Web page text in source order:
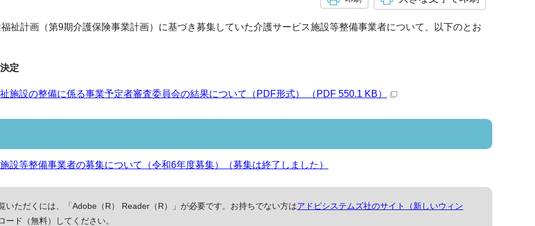
祉計画（第9期介護保険事業計画）に基づき募集していた介護サービス施設等整備事業者について、以下のとお
定
施設の整備に係る事業予定者審査委員会の結果について（PDF形式） （PDF 550.1 KB）
設等整備事業者の募集について（令和6年度募集）（募集は終了しました）
いただくには、「Adobe（R） Reader（R）」が必要です。お持ちでない方はアドビシステムズ社のサイト（新しいウィン
ード（無料）してください。